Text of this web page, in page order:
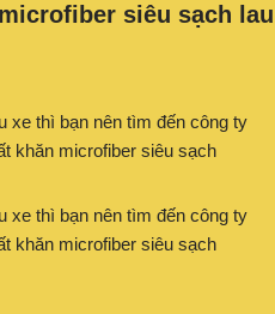
siêu sạch lau
xe thì bạn nên tìm đến công ty
khăn microfiber siêu sạch
xe thì bạn nên tìm đến công ty
khăn microfiber siêu sạch